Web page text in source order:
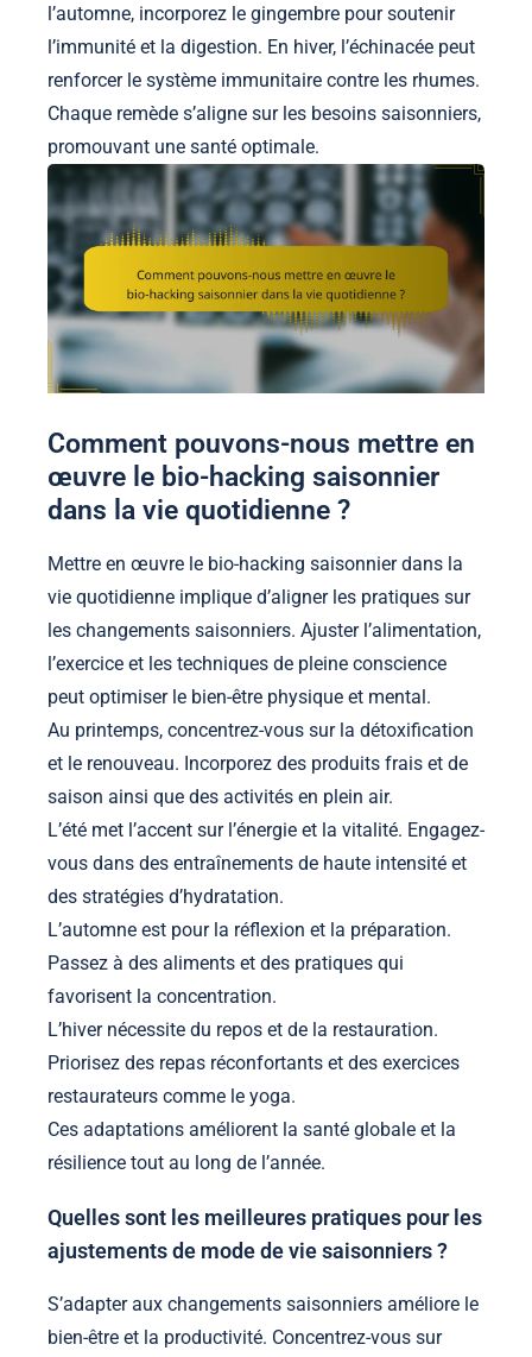
l’automne, incorporez le gingembre pour soutenir
l’immunité et la digestion. En hiver, l’échinacée peut
renforcer le système immunitaire contre les rhumes.
Chaque remède s’aligne sur les besoins saisonniers,
promouvant une santé optimale.
Comment pouvons-nous mettre en
œuvre le bio-hacking saisonnier
dans la vie quotidienne ?
Mettre en œuvre le bio-hacking saisonnier dans la
vie quotidienne implique d’aligner les pratiques sur
les changements saisonniers. Ajuster l’alimentation,
l’exercice et les techniques de pleine conscience
peut optimiser le bien-être physique et mental.
Au printemps, concentrez-vous sur la détoxification
et le renouveau. Incorporez des produits frais et de
saison ainsi que des activités en plein air.
L’été met l’accent sur l’énergie et la vitalité. Engagez-
vous dans des entraînements de haute intensité et
des stratégies d’hydratation.
L’automne est pour la réflexion et la préparation.
Passez à des aliments et des pratiques qui
favorisent la concentration.
L’hiver nécessite du repos et de la restauration.
Priorisez des repas réconfortants et des exercices
restaurateurs comme le yoga.
Ces adaptations améliorent la santé globale et la
résilience tout au long de l’année.
Quelles sont les meilleures pratiques pour les
ajustements de mode de vie saisonniers ?
S’adapter aux changements saisonniers améliore le
bien-être et la productivité. Concentrez-vous sur